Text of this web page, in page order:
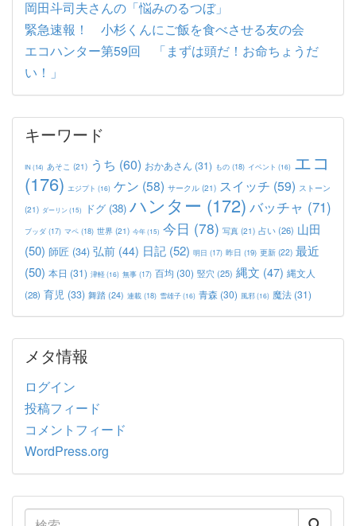
岡田斗司夫さんの「悩みのるつぼ」
緊急速報！ 小杉くんにご飯を食べさせる友の会
エコハンター第59回 「まずは頭だ！お命ちょうだ
い！」
キーワード
IN(14) あそこ (21) うち (60) おかあさん (31) もの (18) イベント (16) エコ
(176) エジプト (16) ケン (58) サークル (21) スイッチ (59) ストーン
(21) ダーリン(15) ドグ (38) ハンター (172) バッチャ (71)
ブッダ (17) マペ (18) 世界 (21) 今年(15) 今日 (78) 写真 (21) 占い(26) 山田
(50) 師匠 (34) 弘前 (44) 日記 (52) 明日 (17) 昨日 (19) 更新 (22) 最近
(50) 本日 (31) 津軽(16) 無事 (17) 百均 (30) 竪穴 (25) 縄文 (47) 縄文人
(28) 育児 (33) 舞踏 (24) 連載 (18) 雪雄子(16) 青森 (30) 風邪(16) 魔法 (31)
メタ情報
ログイン
投稿フィード
コメントフィード
WordPress.org